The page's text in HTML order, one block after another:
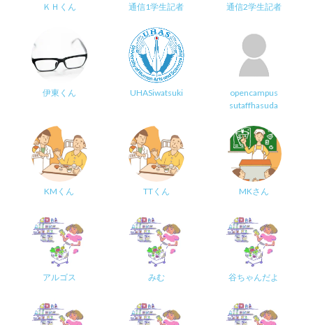
ＫＨくん 通信1学生記者 通信2学生記者
伊東くん UHASiwatsuki
opencampus
sutaffhasuda
KMくん TTくん MKさん
アルゴス みむ 谷ちゃんだよ